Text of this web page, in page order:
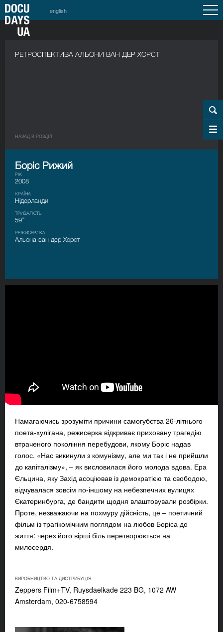
english
РЕТРОСПЕКТИВА АЛЬОНИ ВАН ДЕР ХОРСТ
НАЗАД В РОЗДIЛ
Боріс Рижий
РІК
2008
КРАЇНА
Нідерланди
ТРИВАЛІСТЬ
59’’
РЕЖИСЕР/-КА
Альона ван дер Хорст
Намагаючись зрозуміти причини самогубства 26-літнього
поета-хулігана, режисерка відкриває приховану трагедію
втраченого покоління перебудови, якому Боріс надав
голос. «Нас викинули з комунізму, але ми так і не прийшли
до капіталізму», – як висловилася його молода вдова. Ера
Єльцина, яку Захід асоціював із демократією та свободою,
відчувалася зовсім по-іншому на небезпечних вулицях
Єкатеринбурга, де бандити щодня влаштовували розбірки.
Проте, незважаючи на похмуру дійсність, це – поетичний
фільм із трагікомічним поглядом на любов Боріса до
життя: через його вірші біль перетворюється на
милосердя.
ВИРОБНИЦТВО ТА ДИСТРИБУЦІЯ
Zeppers Film+TV, Ruysdaelkade 223 BG, 1072 AW
Amsterdam, 020-6758594